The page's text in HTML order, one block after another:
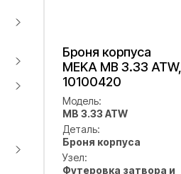
Броня корпуса
MEKA MB 3.33 ATW,
10100420
Модель:
MB 3.33 ATW
Деталь:
Броня корпуса
Узел:
Футеровка затвора и